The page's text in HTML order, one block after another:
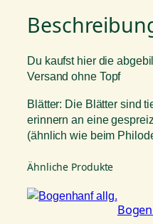
Du kaufst hier die
Versand ohne Topf
Blätter: Die Blätter sind
erinnern an eine
(ähnlich wie beim
Ähnliche Produkte